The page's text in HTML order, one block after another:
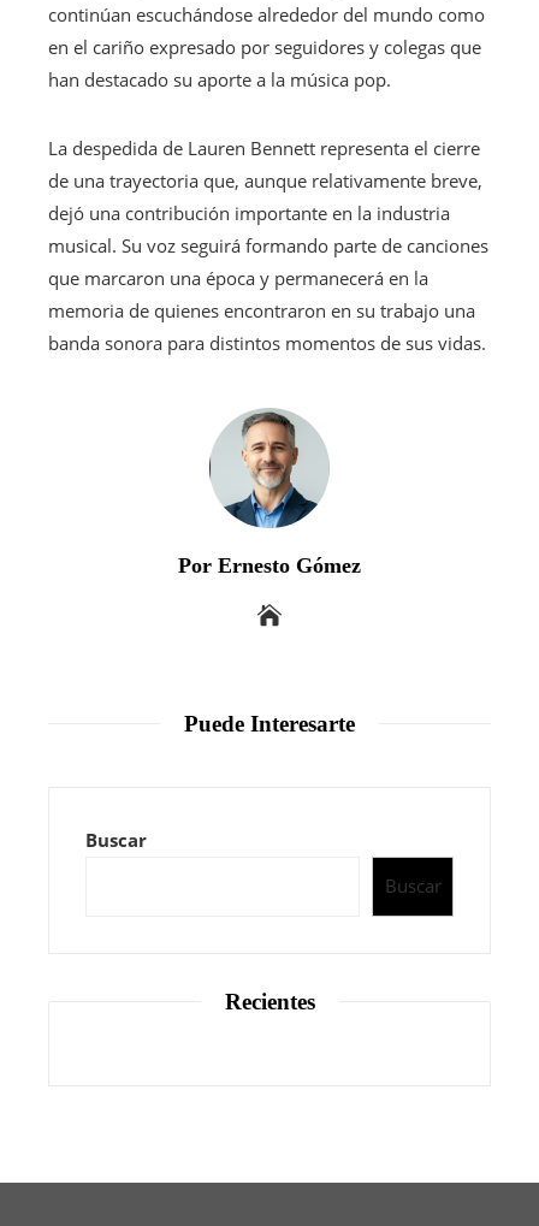
continúan escuchándose alrededor del mundo como
en el cariño expresado por seguidores y colegas que
han destacado su aporte a la música pop.
La despedida de Lauren Bennett representa el cierre
de una trayectoria que, aunque relativamente breve,
dejó una contribución importante en la industria
musical. Su voz seguirá formando parte de canciones
que marcaron una época y permanecerá en la
memoria de quienes encontraron en su trabajo una
banda sonora para distintos momentos de sus vidas.
Por Ernesto Gómez
Puede Interesarte
Buscar
Buscar
Recientes